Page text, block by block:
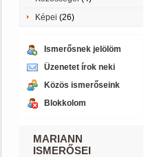
Képei (26)
Ismerősnek jelölöm
Üzenetet írok neki
Közös ismerőseink
Blokkolom
MARIANN
ISMERŐSEI